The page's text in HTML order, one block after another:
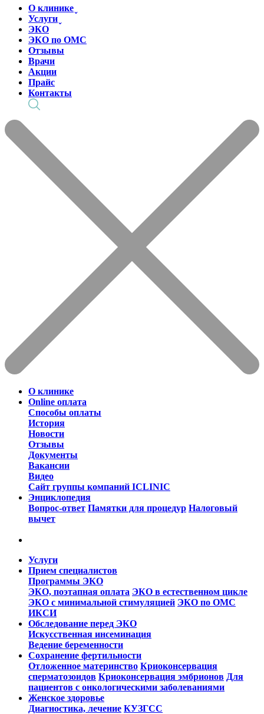
О клинике ̬
Услуги ̬
ЭКО
ЭКО по ОМС
Отзывы
Врачи
Акции
Прайс
Контакты
О клинике
Online оплата
Способы оплаты
История
Новости
Отзывы
Документы
Вакансии
Видео
Сайт группы компаний ICLINIC
Энциклопедия
Вопрос-ответ Памятки для процедур Налоговый
вычет
Услуги
Прием специалистов
Программы ЭКО
ЭКО, поэтапная оплата ЭКО в естественном цикле
ЭКО с минимальной стимуляцией ЭКО по ОМС
ИКСИ
Обследование перед ЭКО
Искусственная инсеминация
Ведение беременности
Сохранение фертильности
Отложенное материнство Криоконсервация
сперматозоидов Криоконсервация эмбрионов Для
пациентов с онкологическими заболеваниями
Женское здоровье
Диагностика, лечение КУЗГСС